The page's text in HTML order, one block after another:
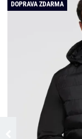
DOPRAVA ZDARMA